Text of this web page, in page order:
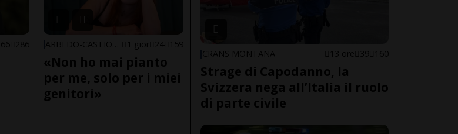
66 286 1 gior 24 159
«Non ho mai pianto
per me, solo per i miei
genitori»
CRANS MONTANA 13 ore 39 160
Strage di Capodanno, la
Svizzera nega all’Italia il ruolo
di parte civile